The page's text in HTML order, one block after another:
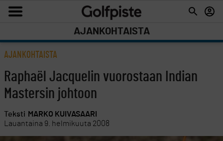
AJANKOHTAISTA
AJANKOHTAISTA
Raphaël Jacquelin vuorostaan Indian
Mastersin johtoon
Teksti MARKO KUIVASAARI
Lauantaina 9. helmikuuta 2008